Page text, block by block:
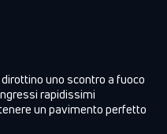
uno scontro a fuoco
rapidissimi
un pavimento perfetto